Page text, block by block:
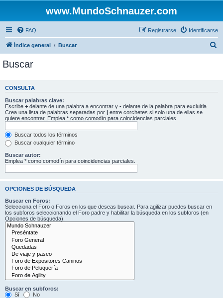
www.MundoSchnauzer.com
FAQ Identificarse
Registrarse
Índice general Buscar
a
Buscar
CONSULTA
Buscar palabras clave:
Escribe + delante de una palabra a encontrar y - delante de la palabra para excluirla.
Crea una lista de palabras separadas por | entre corchetes si solo una de ellas se
quiere encontrar. Emplea * como comodín para coincidencias parciales.
Buscar todos los términos
Buscar cualquier término
Buscar autor:
Emplea * como comodín para coincidencias parciales.
OPCIONES DE BÚSQUEDA
Buscar en Foros:
Selecciona el Foro o Foros en los que deseas buscar. Para agilizar puedes buscar en
los subforos seleccionando el Foro padre y habilitar la búsqueda en los subforos (en
Opciones de búsqueda).
Buscar en subforos:
Sí
No